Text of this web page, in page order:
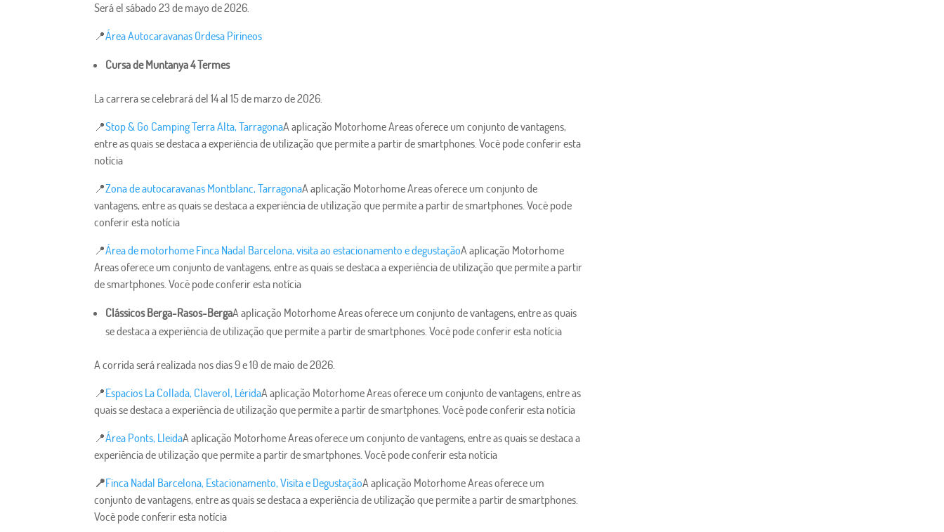
Será el sábado 23 de mayo de 2026.
📍Área Autocaravanas Ordesa Pirineos
Cursa de Muntanya 4 Termes
La carrera se celebrará del 14 al 15 de marzo de 2026.
📍Stop & Go Camping Terra Alta, TarragonaA aplicação Motorhome Areas oferece um conjunto de vantagens,
entre as quais se destaca a experiência de utilização que permite a partir de smartphones. Você pode conferir esta
notícia
📍Zona de autocaravanas Montblanc, TarragonaA aplicação Motorhome Areas oferece um conjunto de
vantagens, entre as quais se destaca a experiência de utilização que permite a partir de smartphones. Você pode
conferir esta notícia
📍Área de motorhome Finca Nadal Barcelona, ​​visita ao estacionamento e degustaçãoA aplicação Motorhome
Areas oferece um conjunto de vantagens, entre as quais se destaca a experiência de utilização que permite a partir
de smartphones. Você pode conferir esta notícia
Clássicos Berga-Rasos-BergaA aplicação Motorhome Areas oferece um conjunto de vantagens, entre as quais
se destaca a experiência de utilização que permite a partir de smartphones. Você pode conferir esta notícia
A corrida será realizada nos dias 9 e 10 de maio de 2026.
📍Espacios La Collada, Claverol, LéridaA aplicação Motorhome Areas oferece um conjunto de vantagens, entre as
quais se destaca a experiência de utilização que permite a partir de smartphones. Você pode conferir esta notícia
📍Área Ponts, LleidaA aplicação Motorhome Areas oferece um conjunto de vantagens, entre as quais se destaca a
experiência de utilização que permite a partir de smartphones. Você pode conferir esta notícia
📍Finca Nadal Barcelona, ​​​​Estacionamento, Visita e DegustaçãoA aplicação Motorhome Areas oferece um
conjunto de vantagens, entre as quais se destaca a experiência de utilização que permite a partir de smartphones.
Você pode conferir esta notícia